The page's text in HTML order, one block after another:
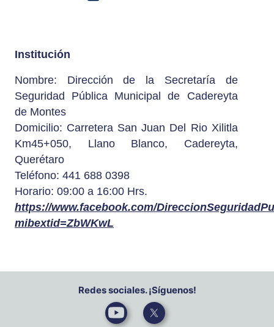
Institución
Nombre: Dirección de la Secretaría de
Seguridad Pública Municipal de Cadereyta
de Montes
Domicilio: Carretera San Juan Del Rio Xilitla
Km45+050, Llano Blanco, Cadereyta,
Querétaro
Teléfono: 441 688 0398
Horario: 09:00 a 16:00 Hrs.
https://www.facebook.com/
mibextid=ZbWKwL
Redes sociales. ¡Síguenos!